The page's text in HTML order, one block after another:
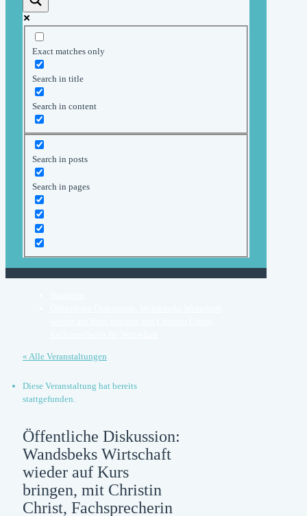
Exact matches only
Search in title
Search in content
Search in posts
Search in pages
« Alle Veranstaltungen
Diese Veranstaltung hat bereits
stattgefunden.
Öffentliche Diskussion:
Wandsbeks Wirtschaft
wieder auf Kurs
bringen, mit Christin
Christ, Fachsprecherin